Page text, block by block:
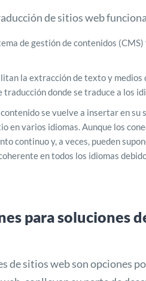
de sitios web
de gestión de contenidos
la extracción de texto y medios
donde se traduce a los
se vuelve a insertar en su
en varios idiomas. Aunque los
continuo y, a veces, pueden
en todos los idiomas
para soluciones
de sitios web son opciones